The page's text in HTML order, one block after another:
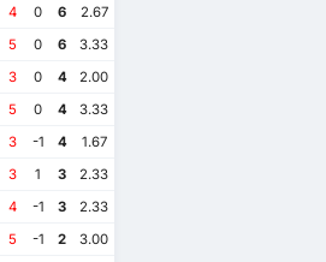
4 0 6
2.67
5 0 6
3.33
3 0 4
2.00
5 0 4
3.33
3 -1 4
1.67
3 1 3
2.33
4 -1 3
2.33
5 -1 2
3.00